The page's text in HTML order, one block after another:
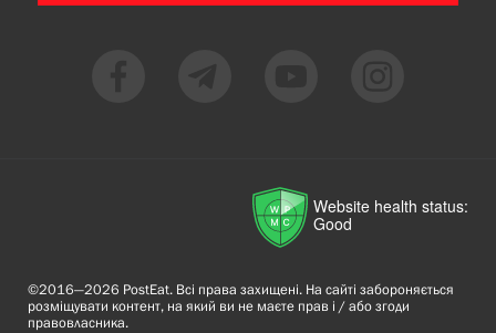
Website health status:
Good
©2016—2026 PostEat. Всі права захищені. На сайті забороняється
розміщувати контент, на який ви не маєте прав і / або згоди
правовласника.